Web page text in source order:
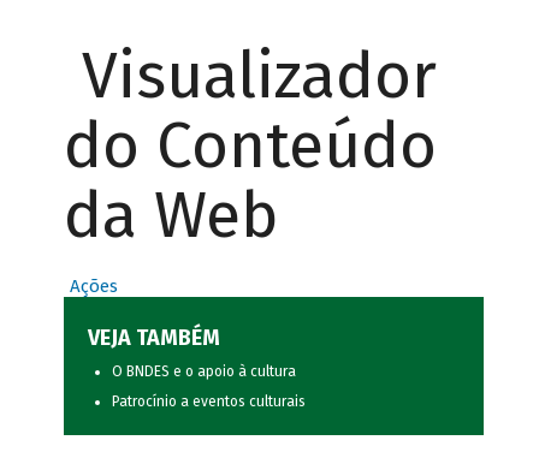
Visualizador
do Conteúdo
da Web
Ações
VEJA TAMBÉM
O BNDES e o apoio à cultura
Patrocínio a eventos culturais